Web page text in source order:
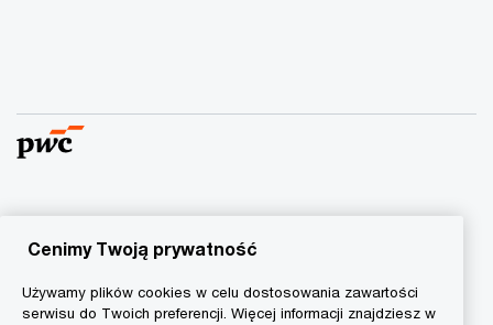
© 2015 - 2026 PwC. Wszelkie prawa zastrzeżone. Nazwa
PwC odnosi się do firm wchodzących w skład sieci PwC, z
informacji na stroniewww.pwc.com/structure.
Cenimy Twoją prywatność
Używamy plików cookies w celu dostosowania zawartości
serwisu do Twoich preferencji. Więcej informacji znajdziesz w